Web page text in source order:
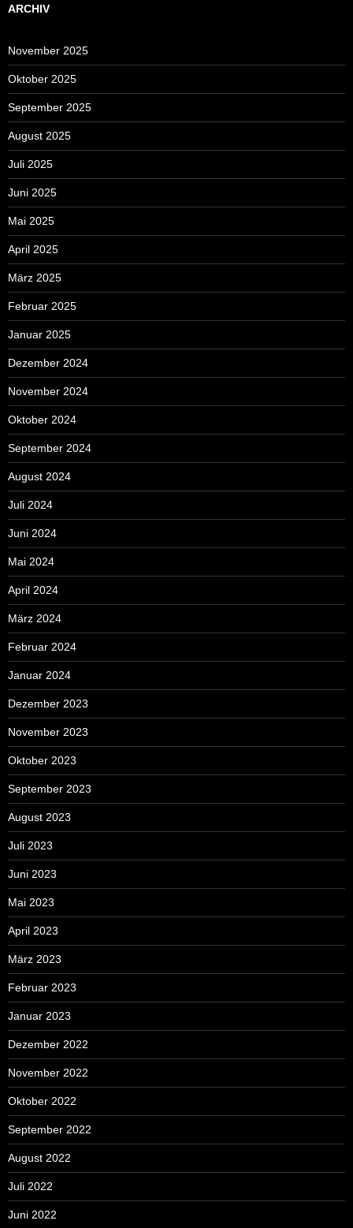
ARCHIV
November 2025
Oktober 2025
September 2025
August 2025
Juli 2025
Juni 2025
Mai 2025
April 2025
März 2025
Februar 2025
Januar 2025
Dezember 2024
November 2024
Oktober 2024
September 2024
August 2024
Juli 2024
Juni 2024
Mai 2024
April 2024
März 2024
Februar 2024
Januar 2024
Dezember 2023
November 2023
Oktober 2023
September 2023
August 2023
Juli 2023
Juni 2023
Mai 2023
April 2023
März 2023
Februar 2023
Januar 2023
Dezember 2022
November 2022
Oktober 2022
September 2022
August 2022
Juli 2022
Juni 2022